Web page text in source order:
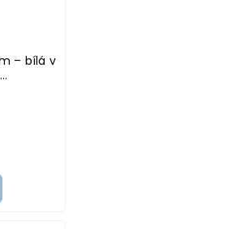
– bílá v